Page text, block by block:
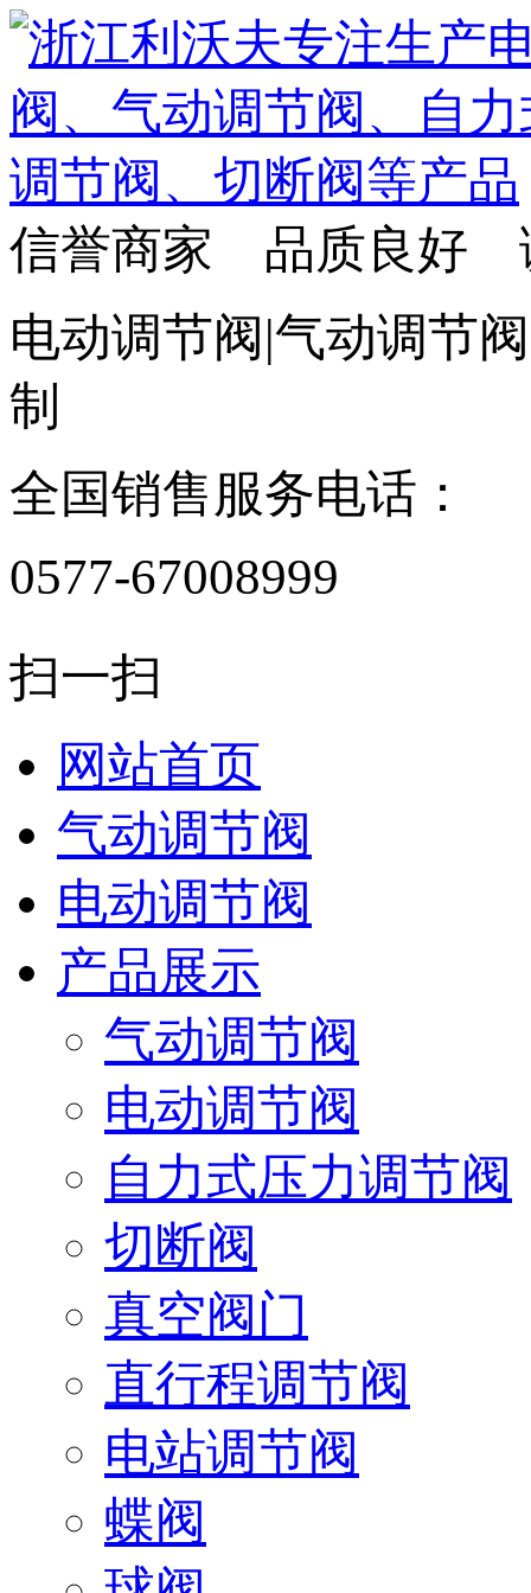
信誉商家 品质良好
电动调节阀|气动调节
制
全国销售服务电话：
0577-67008999
扫一扫
网站首页
气动调节阀
电动调节阀
产品展示
气动调节阀
电动调节阀
自力式压力调节阀
切断阀
真空阀门
直行程调节阀
电站调节阀
蝶阀